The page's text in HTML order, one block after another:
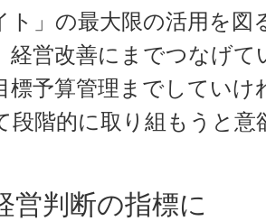
」の最大限の活用を図
経営改善にまでつなげて
標予算管理までしてい
段階的に取り組もうと意
営判断の指標に